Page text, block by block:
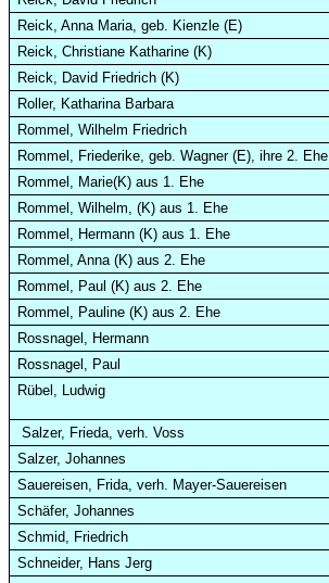
Reick, Anna Maria, geb. Kienzle (E)
Reick, Christiane Katharine (K)
Reick, David Friedrich (K)
Roller, Katharina Barbara
Rommel, Wilhelm Friedrich
Rommel, Friederike, geb. Wagner (E), ihre 2. Ehe
Rommel, Marie(K) aus 1. Ehe
Rommel, Wilhelm, (K) aus 1. Ehe
Rommel, Hermann (K) aus 1. Ehe
Rommel, Anna (K) aus 2. Ehe
Rommel, Paul (K) aus 2. Ehe
Rommel, Pauline (K) aus 2. Ehe
Rossnagel, Hermann
Rossnagel, Paul
Rübel , Ludwig
Salzer, Frieda, verh. Voss
Salzer, Johannes
Sauereisen, Frida, verh. Mayer-Sauereisen
Schäfer, Johannes
Schmid, Friedrich
Schneider, HansJerg